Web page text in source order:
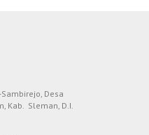
Desa
Kab. Sleman, D.I.